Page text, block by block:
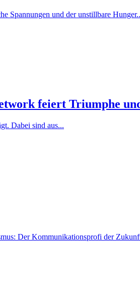
Spannungen und der unstillbare
feiert Triumphe
Dabei sind aus...
Der Kommunikationsprofi der